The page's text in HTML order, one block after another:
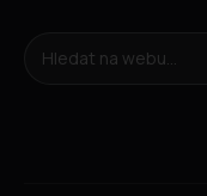
Hledat na webu